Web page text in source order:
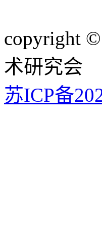
copyright
术研究会
苏ICP备